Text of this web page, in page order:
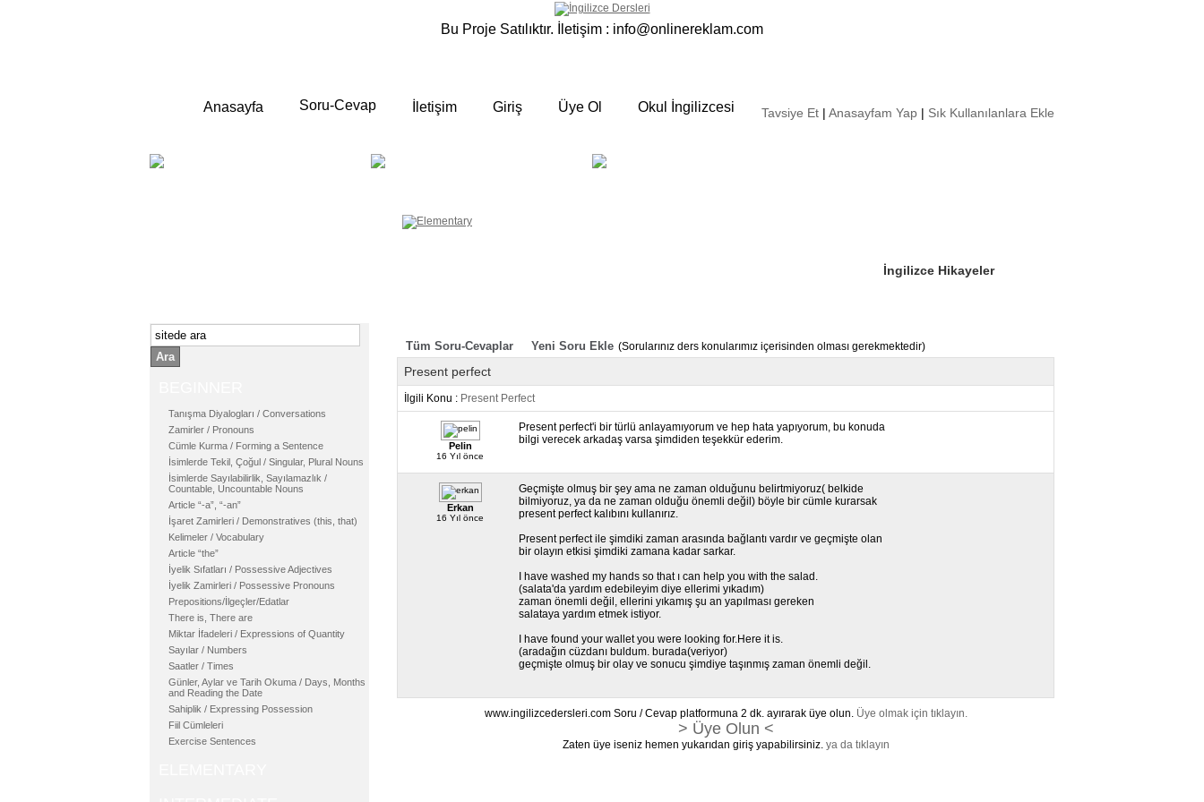
Bu Proje Satılıktır. İletişim : info@onlinereklam.com
Anasayfa Soru-Cevap İletişim Giriş Üye Ol Okul İngilizcesi Tavsiye Et | Anasayfam Yap | Sık Kullanılanlara Ekle
İngilizce Hikayeler
Ara
Tanışma Diyalogları / Conversations
Zamirler / Pronouns
Cümle Kurma / Forming a Sentence
İsimlerde Tekil, Çoğul / Singular, Plural Nouns
İsimlerde Sayılabilirlik, Sayılamazlık /
Countable, Uncountable Nouns
Article “-a”, “-an”
İşaret Zamirleri / Demonstratives (this, that)
Kelimeler / Vocabulary
Article “the”
İyelik Sıfatları / Possessive Adjectives
İyelik Zamirleri / Possessive Pronouns
Prepositions/İlgeçler/Edatlar
There is, There are
Miktar İfadeleri / Expressions of Quantity
Sayılar / Numbers
Saatler / Times
Günler, Aylar ve Tarih Okuma / Days, Months
and Reading the Date
Sahiplik / Expressing Possession
Fiil Cümleleri
Exercise Sentences
Tüm Soru-Cevaplar Yeni Soru Ekle (Sorularınız ders konularımız içerisinden olması gerekmektedir)
Present perfect
İlgili Konu : Present Perfect
Pelin
16 Yıl önce
Present perfect'i bir türlü anlayamıyorum ve hep hata yapıyorum, bu konuda
bilgi verecek arkadaş varsa şimdiden teşekkür ederim.
Erkan
16 Yıl önce
Geçmişte olmuş bir şey ama ne zaman olduğunu belirtmiyoruz( belkide
bilmiyoruz, ya da ne zaman olduğu önemli değil) böyle bir cümle kurarsak
present perfect kalıbını kullanırız.
Present perfect ile şimdiki zaman arasında bağlantı vardır ve geçmişte olan
bir olayın etkisi şimdiki zamana kadar sarkar.
I have washed my hands so that ı can help you with the salad.
(salata'da yardım edebileyim diye ellerimi yıkadım)
zaman önemli değil, ellerini yıkamış şu an yapılması gereken
salataya yardım etmek istiyor.
I have found your wallet you were looking for.Here it is.
(aradağın cüzdanı buldum. burada(veriyor)
geçmişte olmuş bir olay ve sonucu şimdiye taşınmış zaman önemli değil.
www.ingilizcedersleri.com Soru / Cevap platformuna 2 dk. ayırarak üye olun. Üye olmak için tıklayın.
> Üye Olun <
Zaten üye iseniz hemen yukarıdan giriş yapabilirsiniz. ya da tıklayın